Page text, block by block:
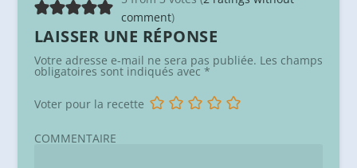
comment)
LAISSER UNE RÉPONSE
Votre adresse e-mail ne sera pas publiée. Les champs
obligatoires sont indiqués avec *
Voter pour la recette
COMMENTAIRE